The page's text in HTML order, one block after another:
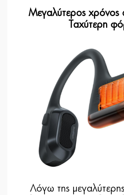
Μεγαλύτερος χρόνος
Ταχύτερη
Λόγω της